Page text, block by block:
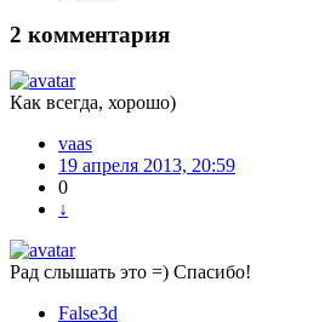
2 комментария
Как всегда, хорошо)
vaas
19 апреля 2013, 20:59
0
↓
Рад слышать это =) Спасибо!
False3d